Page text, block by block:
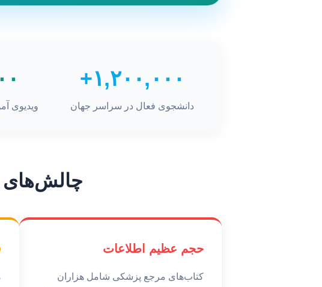
۱,۲۰۰,۰۰۰+
دانشجوی فعال در سراسر جهان ویدیوی
چالش‌های
حجم عظیم اطلاعات
کتاب‌های مرجع پزشکی شامل هزاران